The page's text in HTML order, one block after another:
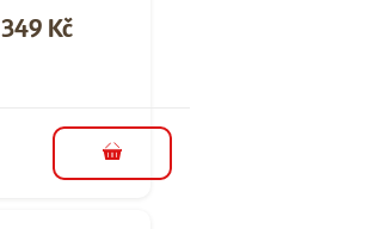
Cena
349 Kč
do košíku